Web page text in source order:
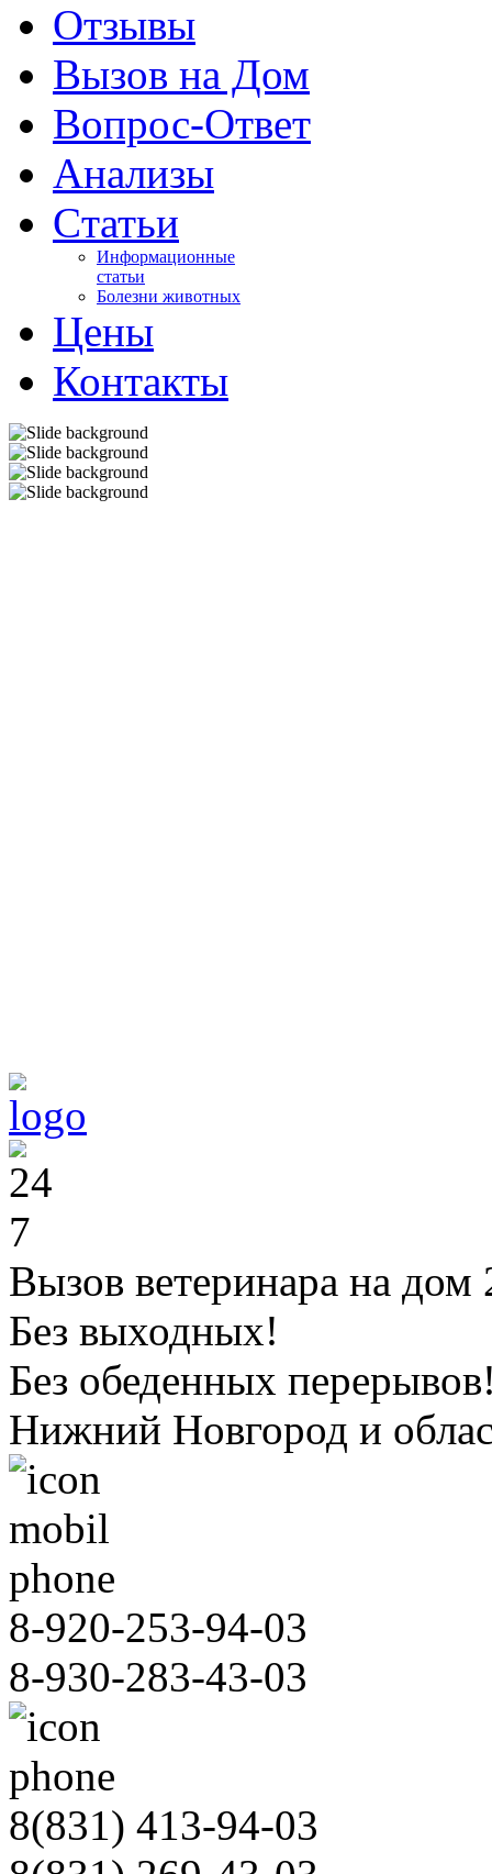
Отзывы
Вызов на Дом
Вопрос-Ответ
Анализы
Cтатьи
Информационные
статьи
Болезни животных
Цены
Контакты
Вызов ветеринара на дом
Без выходных!
Без обеденных
Нижний Новгород и
8-920-253-94-03
8-930-283-43-03
8(831) 413-94-03